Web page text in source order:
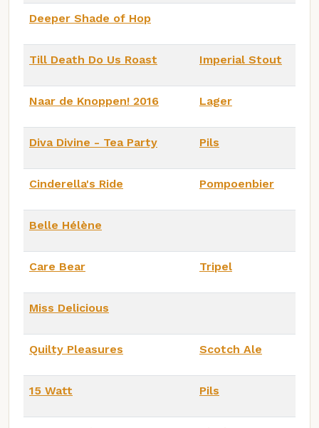
Deeper Shade of Hop
Till Death Do Us Roast Imperial Stout
Naar de Knoppen! 2016 Lager
Diva Divine - Tea Party Pils
Cinderella's Ride Pompoenbier
Belle Hélène
Care Bear Tripel
Miss Delicious
Quilty Pleasures Scotch Ale
15 Watt Pils